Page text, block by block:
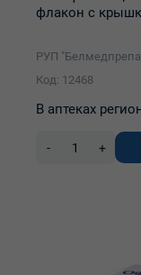
флакон с
РУП
Код: 12468
В аптеках
- +